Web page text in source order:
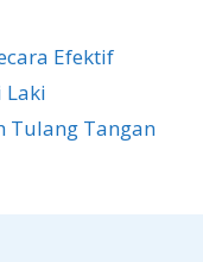
Efektif
Laki
Tulang Tangan